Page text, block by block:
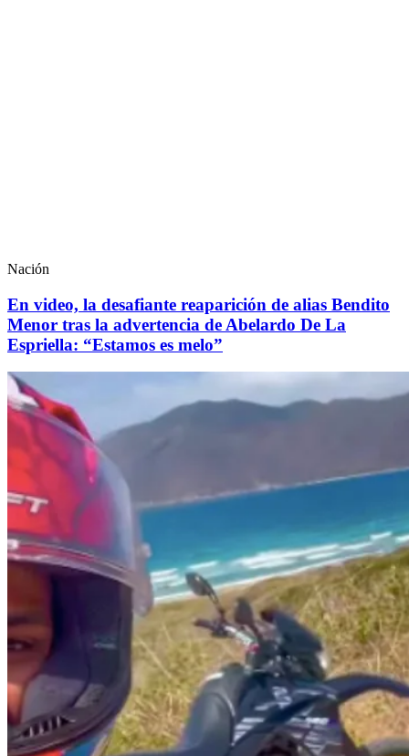
Nación
En video, la desafiante reaparición de alias Bendito
Menor tras la advertencia de Abelardo De La
Espriella: “Estamos es melo”